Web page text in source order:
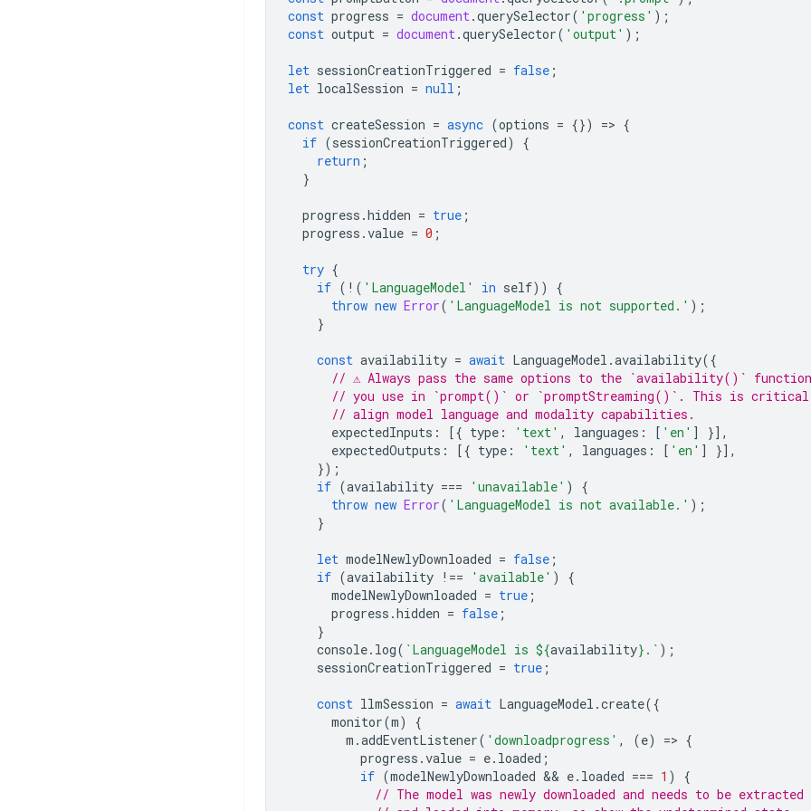
const progress = document.querySelector( 'progress' );
const output = document.querySelector( 'output' );
let sessionCreationTriggered = false ;
let localSession = null ;
const createSession = async (options = {}) => {
if (sessionCreationTriggered)
{
return ;
}
progress .hidden = true ;
progress .value = 0 ;
try {
if ( ! ( 'LanguageModel' in self))
{
throw new Error( 'LanguageModel is not supported.' );
}
const availability = await LanguageModel .availability({
// ⚠️ Always pass the same options to the `availability()`
// you use in `prompt()` or `promptStreaming()`. This is
// align model language and modality capabilities.
expectedInputs : [{ type : 'text' , languages : [ 'en' ]
}],
expectedOutputs : [{ type : 'text' , languages : [ 'en' ]
}],
});
if (availability === 'unavailable' )
{
throw new Error( 'LanguageModel is not available.' );
}
let modelNewlyDownloaded = false ;
if (availability !== 'available' )
{
modelNewlyDownloaded = true ;
progress .hidden = false ;
}
console. log( `LanguageModel is ${availability} .` );
sessionCreationTriggered = true ;
const llmSession = await LanguageModel .create({
monitor(m)
{
m .addEventListener( 'downloadprogress' , (e) => {
progress .value = e. loaded ;
if (modelNewlyDownloaded && e. loaded === 1 )
{
// The model was newly downloaded and needs to be extracted